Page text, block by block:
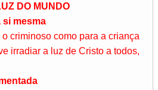
DO MUNDO
si mesma
criminoso como para a criança
irradiar a luz de Cristo a todos,